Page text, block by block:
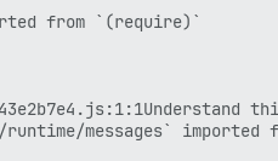
from `(require)`
messages` imported